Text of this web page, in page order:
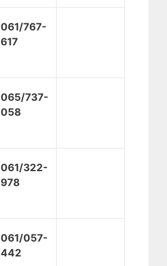
061/767-
617
065/737-
058
061/322-
978
061/057-
442